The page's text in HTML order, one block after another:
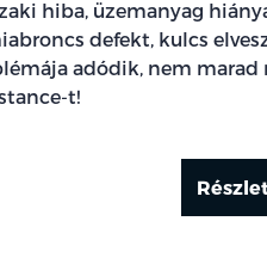
hiba, üzemanyag
defekt, kulcs
adódik, nem marad
t!